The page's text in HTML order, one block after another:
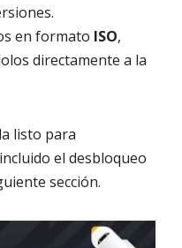
en formato ISO,
directamente a la
listo para
el desbloqueo
sección.